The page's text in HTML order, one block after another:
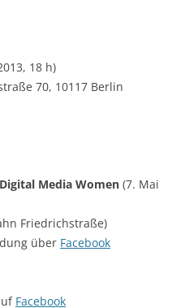
18 h)
70, 10117 Berlin
Media Women (7. Mai
Friedrichstraße)
über Facebook
Facebook